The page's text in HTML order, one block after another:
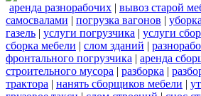
аренда разнорабочих | вывоз старой
самосвалами | погрузка вагонов |
газель | услуги погрузчика | услуги
сборка мебели | слом зданий |
фронтального погрузчика | аренда
строительного мусора | разборка |
трактора | нанять сборщиков мебели |